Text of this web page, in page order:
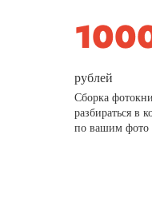
рублей
Сборка
разбираться в
по вашим фото